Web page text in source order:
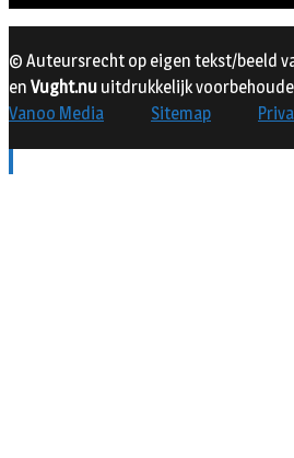
© Auteursrecht op eigen tekst/beeld
en Vught.nu uitdrukkelijk
Vanoo Media
Sitemap